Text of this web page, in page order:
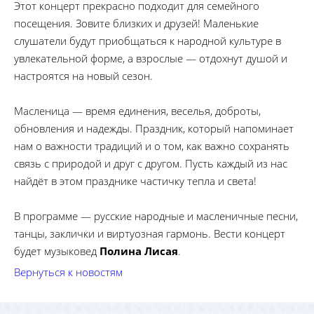
Этот концерт прекрасно подходит для семейного
посещения. Зовите близких и друзей! Маленькие
слушатели будут приобщаться к народной культуре в
увлекательной форме, а взрослые — отдохнут душой и
настроятся на новый сезон.
Масленица — время единения, веселья, доброты,
обновления и надежды. Праздник, который напоминает
нам о важности традиций и о том, как важно сохранять
связь с природой и друг с другом. Пусть каждый из нас
найдёт в этом празднике частичку тепла и света!
В программе — русские народные и масленичные песни,
танцы, заклички и виртуозная гармонь. Вести концерт
будет музыковед Полина Лисая.
Вернуться к новостям